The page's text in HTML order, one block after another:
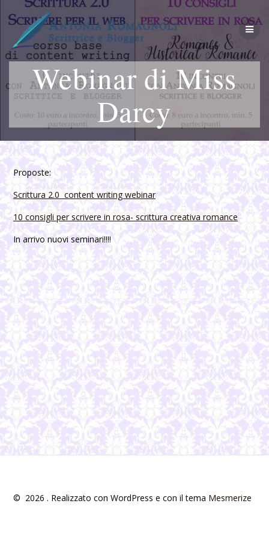
contenuto
Webinar di Miss
Darcy
Proposte:
Scrittura 2.0 content writing webinar
10 consigli per scrivere in rosa- scrittura creativa romance
In arrivo nuovi seminari!!!!
© 2026 . Realizzato con WordPress e con il tema Mesmerize